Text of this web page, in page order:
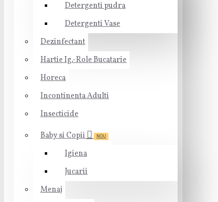
Detergenti pudra
Detergenti Vase
Dezinfectant
Hartie Ig.-Role Bucatarie
Horeca
Incontinenta Adulti
Insecticide
Baby si Copii
NOU
Igiena
Jucarii
Menaj